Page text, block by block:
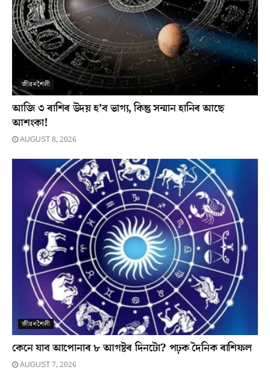
জীৱনশৈলী
আজি ৩ ৰাশিৰ উদয় হ’ব ভাগ্য, কিন্তু সন্মান হানিৰ আছে
আশংকা!
AUGUST 8, 2026
জীৱনশৈলী
কেনে যাব আপোনাৰ ৮ আগষ্টৰ দিনটো? পঢ়ক দৈনিক ৰাশিফল
AUGUST 7, 2026